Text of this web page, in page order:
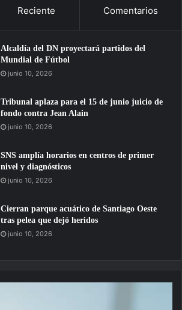
Reciente Comentarios
Alcaldía del DN proyectará partidos del
Mundial de Fútbol
junio 10, 2026
Tribunal aplaza para el 15 de junio juicio de
fondo contra Jean Alain
junio 10, 2026
SNS amplía horarios en centros de primer
nivel y diagnósticos
junio 10, 2026
Cierran parque acuático de Santiago Oeste
tras pelea que dejó heridos
junio 10, 2026